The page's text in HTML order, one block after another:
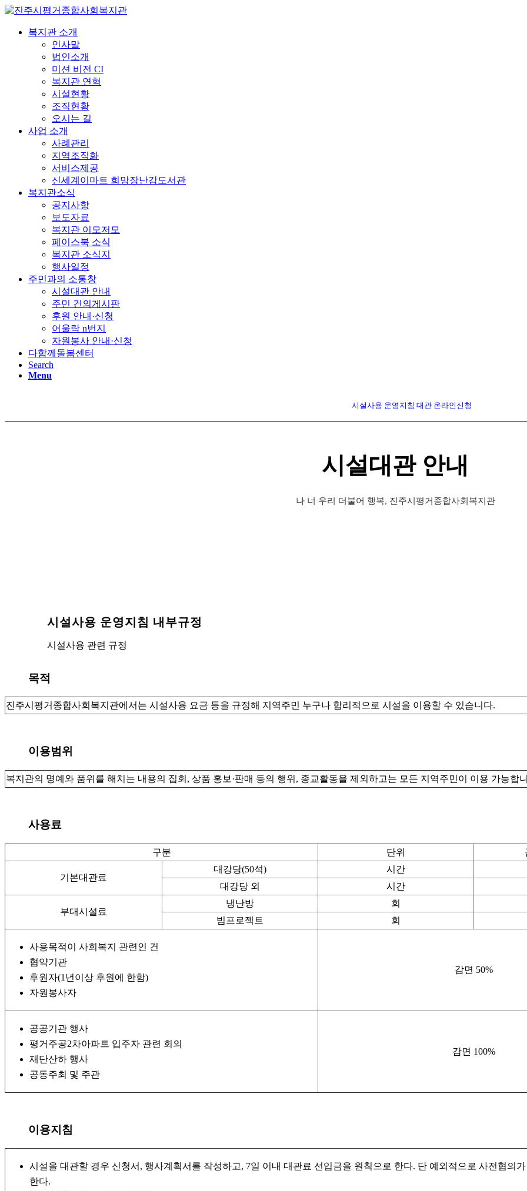
복지관 소개
인사말
법인소개
미션 비전 CI
복지관 연혁
시설현황
조직현황
오시는 길
사업 소개
사례관리
지역조직화
서비스제공
신세계이마트 희망장난감도서관
복지관소식
공지사항
보도자료
복지관 이모저모
페이스북 소식
복지관 소식지
행사일정
주민과의 소통창
시설대관 안내
주민 건의게시판
후원 안내·신청
어울락 n번지
자원봉사 안내·신청
다함께돌봄센터
Search
Menu
시설대관 안내
나 너 우리 더불어 행복, 진주시평거종합사회복지관
시설사용 운영지침 대관 온라인신청
시설사용 운영지침 내부규정
시설사용 관련 규정
목적
진주시평거종합사회복지관에서는 시설사용 요금 등을 규정해 지역주민 누구나 합리적으로 시설을 이용할 수 있습니다.
이용범위
복지관의 명예와 품위를 해치는 내용의 집회, 상품 홍보·판매 등의 행위, 종교활동을 제외하고는 모든 지역주민이 이용 가능합
사용료
구분 단위
기본대관료
대강당(50석)
시간
대강당 외
시간
부대시설료
냉난방
회
빔프로젝트
회
사용목적이 사회복지 관련인 건
협약기관
후원자(1년이상 후원에 한함)
자원봉사자
감면 50%
공공기관 행사
평거주공2차아파트 입주자 관련 회의
재단산하 행사
공동주최 및 주관
감면 100%
이용지침
시설을 대관할 경우 신청서, 행사계획서를 작성하고, 7일 이내 대관료 선입금을 원칙으로 한다. 단 예외적으로 사전협의
한다.